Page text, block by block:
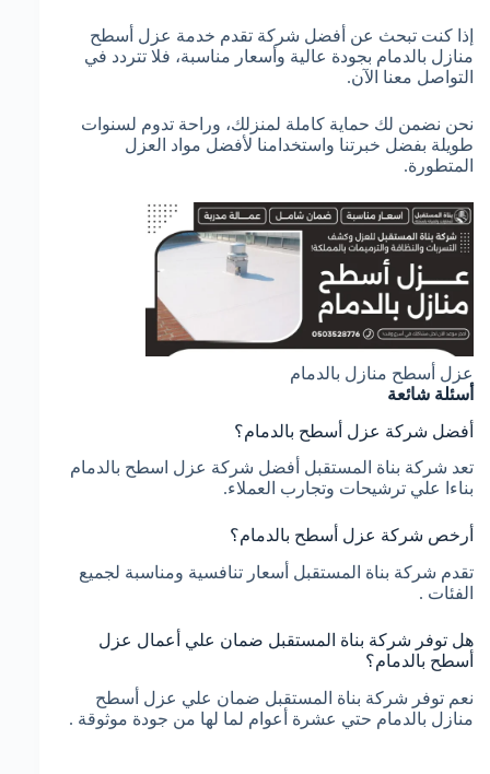
إذا كنت تبحث عن أفضل شركة تقدم خدمة عزل أسطح
منازل بالدمام بجودة عالية وأسعار مناسبة، فلا تتردد في
التواصل معنا الآن.
نحن نضمن لك حماية كاملة لمنزلك، وراحة تدوم لسنوات
طويلة بفضل خبرتنا واستخدامنا لأفضل مواد العزل
المتطورة.
عزل أسطح منازل بالدمام
أسئلة شائعة
أفضل شركة عزل أسطح بالدمام؟
تعد شركة بناة المستقبل أفضل شركة عزل اسطح بالدمام
بناءا علي ترشيحات وتجارب العملاء.
أرخص شركة عزل أسطح بالدمام؟
تقدم شركة بناة المستقبل أسعار تنافسية ومناسبة لجميع
الفئات .
هل توفر شركة بناة المستقبل ضمان علي أعمال عزل
أسطح بالدمام؟
نعم توفر شركة بناة المستقبل ضمان علي عزل أسطح
منازل بالدمام حتي عشرة أعوام لما لها من جودة موثوقة .